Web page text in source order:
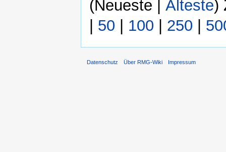
(Neueste | Älteste)
50 100 250
Datenschutz Über RMG-Wiki Impressum